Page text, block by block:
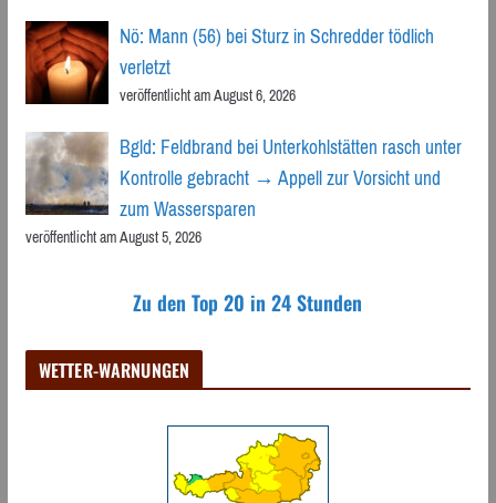
Nö: Mann (56) bei Sturz in Schredder tödlich
verletzt
veröffentlicht am August 6, 2026
Bgld: Feldbrand bei Unterkohlstätten rasch unter
Kontrolle gebracht → Appell zur Vorsicht und
zum Wassersparen
veröffentlicht am August 5, 2026
Zu den Top 20 in 24 Stunden
WETTER-WARNUNGEN